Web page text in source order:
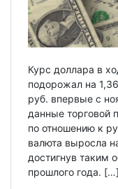
Курс доллара в
подорожал на
руб. впервые с
данные торговой
по отношению к
валюта выросла
достигнув таким
прошлого года. […]